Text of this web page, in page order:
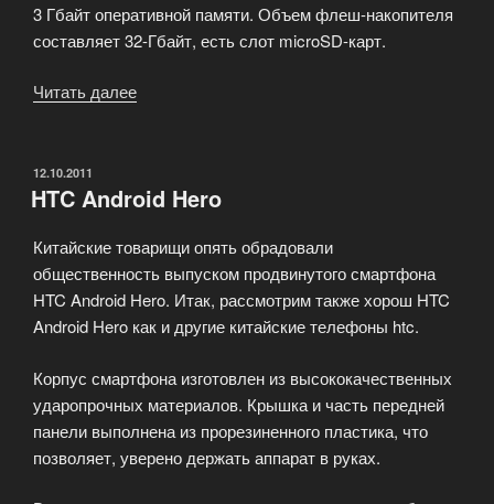
3 Гбайт оперативной памяти. Объем флеш-накопителя
составляет 32-Гбайт, есть слот microSD-карт.
Читать далее
Note»
ОПУБЛИКОВАНО
12.10.2011
HTC Android Hero
Китайские товарищи опять обрадовали
общественность выпуском продвинутого смартфона
HTC Android Hero. Итак, рассмотрим также хорош HTC
Android Hero как и другие китайские телефоны htc.
Корпус смартфона изготовлен из высококачественных
ударопрочных материалов. Крышка и часть передней
панели выполнена из прорезиненного пластика, что
позволяет, уверено держать аппарат в руках.